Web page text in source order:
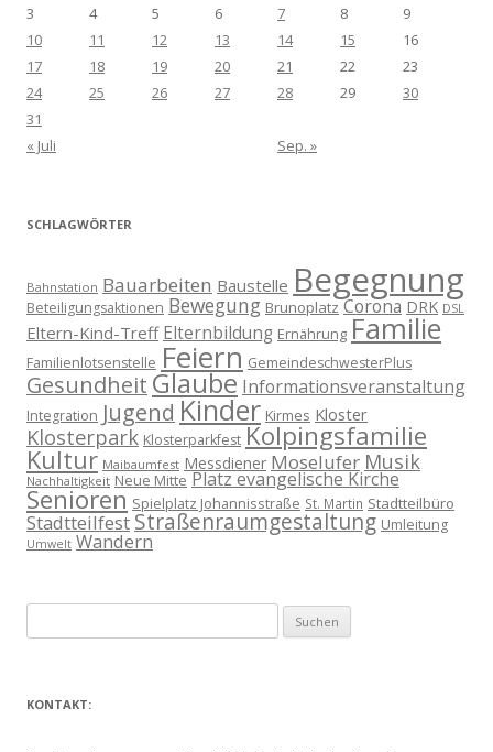
3
4 5 6 7 8
9
10
11 12 13 14 15
16
17
18 19 20 21 22
23
24
25 26 27 28 29
30
31
« Juli
Sep. »
SCHLAGWÖRTER
Bahnstation Bauarbeiten Baustelle Begegnung
Beteiligungsaktionen Bewegung Brunoplatz Corona DRK DSL
Eltern-Kind-Treff Elternbildung Ernährung Familie
Familienlotsenstelle Feiern GemeindeschwesterPlus
Gesundheit Glaube Informationsveranstaltung
Integration Jugend Kinder Kirmes Kloster
Klosterpark Klosterparkfest Kolpingsfamilie
Kultur Maibaumfest Messdiener Moselufer Musik
Nachhaltigkeit Neue Mitte Platz evangelische Kirche
Senioren Spielplatz Johannisstraße St. Martin Stadtteilbüro
Stadtteilfest Straßenraumgestaltung Umleitung
Umwelt Wandern
nach:
KONTAKT: